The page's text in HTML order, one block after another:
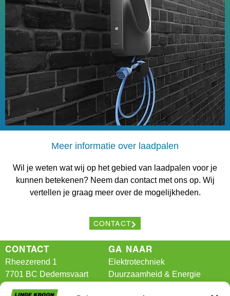
Meer informatie over laadpalen
Wil je weten wat wij op het gebied van laadpalen voor je
kunnen betekenen? Neem dan contact met ons op. Wij
vertellen je graag meer over de mogelijkheden.
CONTACT
CONTACT
Rheezerend 1
7701 BC Dedemsvaart
GA NAAR
Elektrotechniek
Duurzaamheid & Energie